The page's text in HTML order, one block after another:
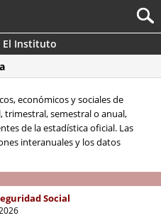
El Instituto
económicos y sociales de
trimestral, semestral o anual,
de la estadística oficial. Las
interanuales y los datos
Social